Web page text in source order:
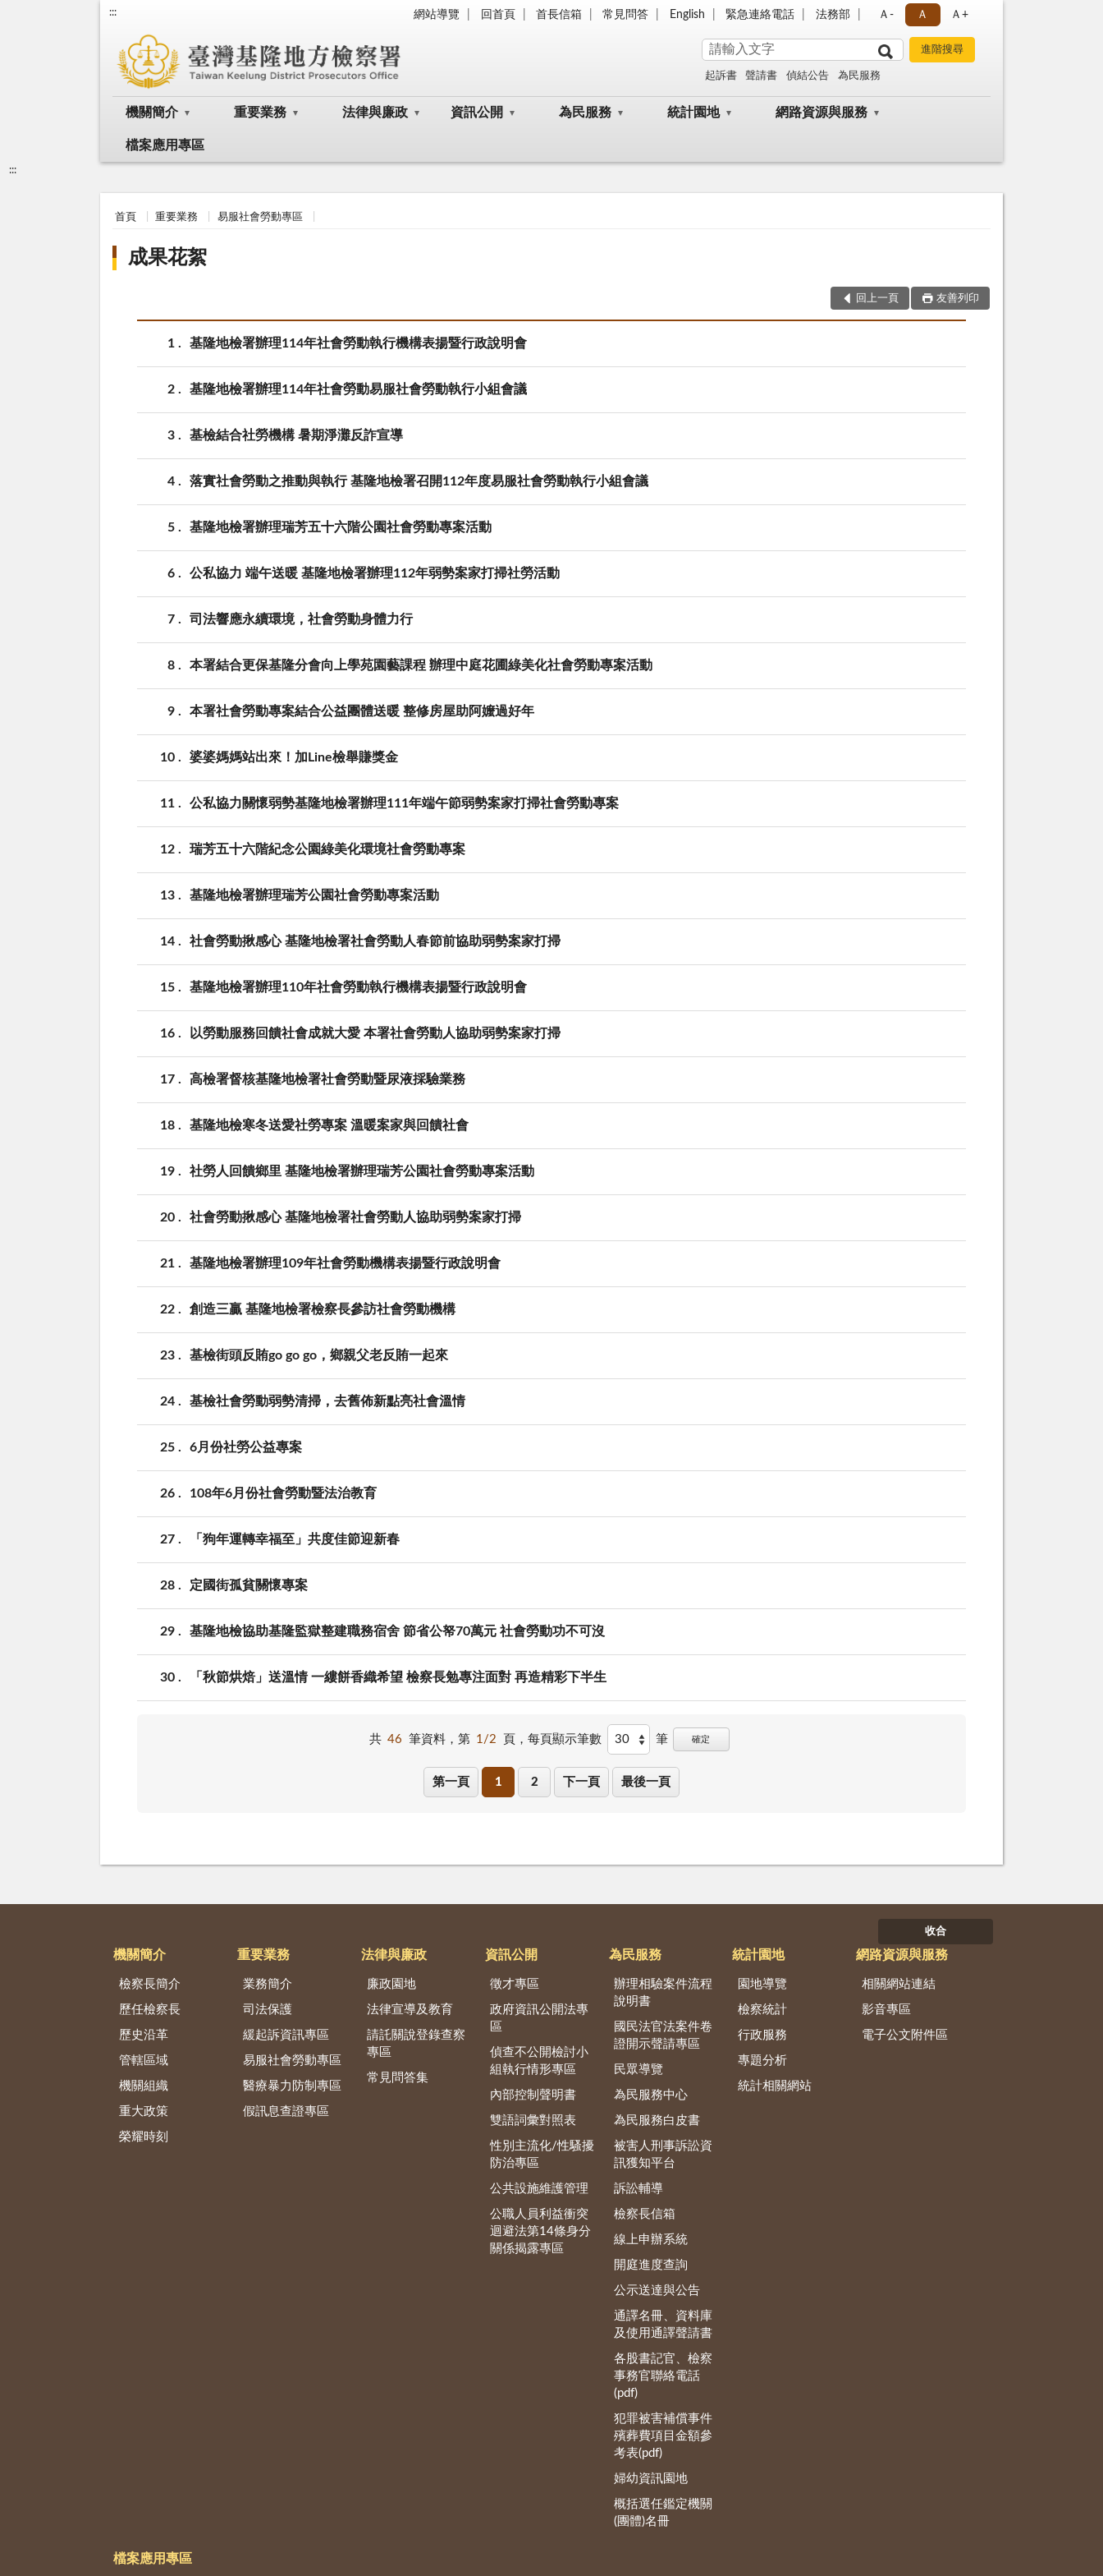
::: 網站導覽 回首頁 首長信箱 常見問答 English 緊急連絡電話 法務部 Ａ- Ａ Ａ+
起訴書 聲請書 偵結公告 為民服務
機關簡介 重要業務 法律與廉政 資訊公開 為民服務 統計園地 網路資源與服務
檔案應用專區
:::
首頁 重要業務 易服社會勞動專區
成果花絮
回上一頁 友善列印
1 基隆地檢署辦理114年社會勞動執行機構表揚暨行政說明會
2 基隆地檢署辦理114年社會勞動易服社會勞動執行小組會議
3 基檢結合社勞機構 暑期淨灘反詐宣導
4 落實社會勞動之推動與執行 基隆地檢署召開112年度易服社會勞動執行小組會議
5 基隆地檢署辦理瑞芳五十六階公園社會勞動專案活動
6 公私協力 端午送暖 基隆地檢署辦理112年弱勢案家打掃社勞活動
7 司法響應永續環境，社會勞動身體力行
8 本署結合更保基隆分會向上學苑園藝課程 辦理中庭花圃綠美化社會勞動專案活動
9 本署社會勞動專案結合公益團體送暖 整修房屋助阿嬤過好年
10 婆婆媽媽站出來！加Line檢舉賺獎金
11 公私協力關懷弱勢基隆地檢署辦理111年端午節弱勢案家打掃社會勞動專案
12 瑞芳五十六階紀念公園綠美化環境社會勞動專案
13 基隆地檢署辦理瑞芳公園社會勞動專案活動
14 社會勞動揪感心 基隆地檢署社會勞動人春節前協助弱勢案家打掃
15 基隆地檢署辦理110年社會勞動執行機構表揚暨行政說明會
16 以勞動服務回饋社會成就大愛 本署社會勞動人協助弱勢案家打掃
17 高檢署督核基隆地檢署社會勞動暨尿液採驗業務
18 基隆地檢寒冬送愛社勞專案 溫暖案家與回饋社會
19 社勞人回饋鄉里 基隆地檢署辦理瑞芳公園社會勞動專案活動
20 社會勞動揪感心 基隆地檢署社會勞動人協助弱勢案家打掃
21 基隆地檢署辦理109年社會勞動機構表揚暨行政說明會
22 創造三贏 基隆地檢署檢察長參訪社會勞動機構
23 基檢街頭反賄go go go，鄉親父老反賄一起來
24 基檢社會勞動弱勢清掃，去舊佈新點亮社會溫情
25 6月份社勞公益專案
26 108年6月份社會勞動暨法治教育
27 「狗年運轉幸福至」共度佳節迎新春
28 定國街孤貧關懷專案
29 基隆地檢協助基隆監獄整建職務宿舍 節省公帑70萬元 社會勞動功不可沒
30 「秋節烘焙」送溫情 一縷餅香織希望 檢察長勉專注面對 再造精彩下半生
共 46 筆資料，第 1/2 頁， 每頁顯示筆數 筆 確定
第一頁 1 2 下一頁 最後一頁
收合
機關簡介
檢察長簡介
歷任檢察長
歷史沿革
管轄區域
機關組織
重大政策
榮耀時刻
重要業務
業務簡介
司法保護
緩起訴資訊專區
易服社會勞動專區
醫療暴力防制專區
假訊息查證專區
法律與廉政
廉政園地
法律宣導及教育
請託關說登錄查察
專區
常見問答集
資訊公開
徵才專區
政府資訊公開法專
區
偵查不公開檢討小
組執行情形專區
內部控制聲明書
雙語詞彙對照表
性別主流化/性騷擾
防治專區
公共設施維護管理
公職人員利益衝突
迴避法第14條身分
關係揭露專區
為民服務
辦理相驗案件流程
說明書
國民法官法案件卷
證開示聲請專區
民眾導覽
為民服務中心
為民服務白皮書
被害人刑事訴訟資
訊獲知平台
訴訟輔導
檢察長信箱
線上申辦系統
開庭進度查詢
公示送達與公告
通譯名冊、資料庫
及使用通譯聲請書
各股書記官、檢察
事務官聯絡電話
(pdf)
犯罪被害補償事件
殯葬費項目金額參
考表(pdf)
婦幼資訊園地
概括選任鑑定機關
(團體)名冊
統計園地
園地導覽
檢察統計
行政服務
專題分析
統計相關網站
網路資源與服務
相關網站連結
影音專區
電子公文附件區
檔案應用專區